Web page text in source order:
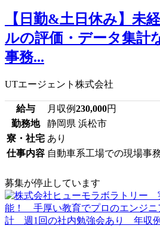
【日勤&土日休み】未
ルの評価・データ集計
事務...
UTエージェント株式会社
給与 月収例230,000円
勤務地
静岡県 浜松市
寮・社宅 あり
仕事内容 自動車系工場での現場事
募集が停止しています